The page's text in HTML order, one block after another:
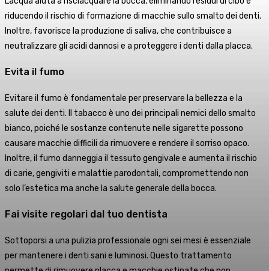
riducendo il rischio di formazione di macchie sullo smalto dei denti.
Inoltre, favorisce la produzione di saliva, che contribuisce a
neutralizzare gli acidi dannosi e a proteggere i denti dalla placca.
Evita il fumo
Evitare il fumo è fondamentale per preservare la bellezza e la
salute dei denti. Il tabacco è uno dei principali nemici dello smalto
bianco, poiché le sostanze contenute nelle sigarette possono
causare macchie difficili da rimuovere e rendere il sorriso opaco.
Inoltre, il fumo danneggia il tessuto gengivale e aumenta il rischio
di carie, gengiviti e malattie parodontali, compromettendo non
solo l’estetica ma anche la salute generale della bocca.
Fai visite regolari dal tuo dentista
Sottoporsi a una pulizia professionale ogni sei mesi è essenziale
per mantenere i denti sani e luminosi. Questo trattamento